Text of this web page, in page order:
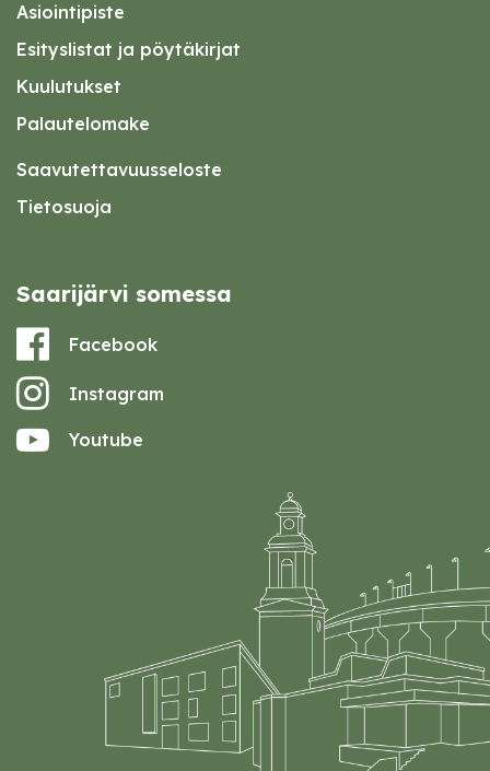
Asiointipiste
Esityslistat ja pöytäkirjat
Kuulutukset
Palautelomake
Saavutettavuusseloste
Tietosuoja
Saarijärvi somessa
Facebook
Instagram
Youtube